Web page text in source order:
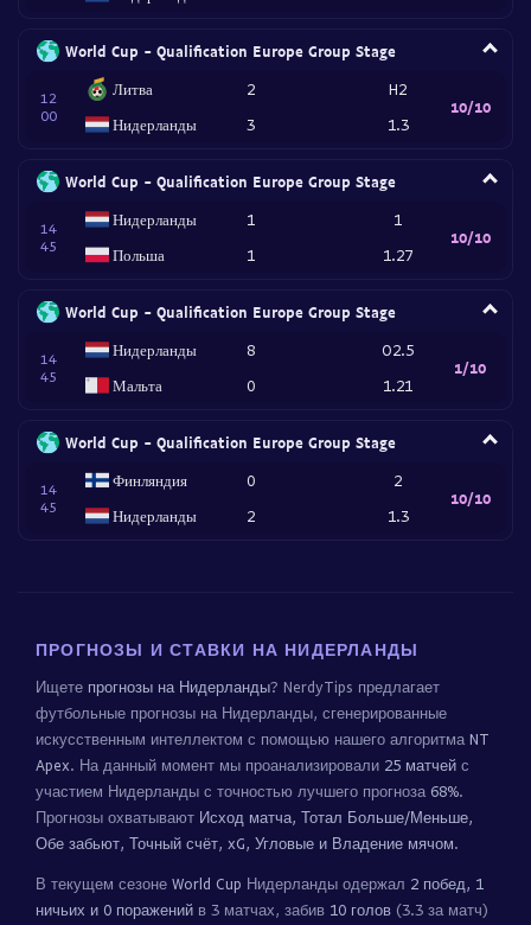
World Cup - Qualification Europe Group Stage
12
00
Литва
Нидерланды
2
3
H2
1.3
10/10
World Cup - Qualification Europe Group Stage
14
45
Нидерланды
Польша
1
1
1
1.27
10/10
World Cup - Qualification Europe Group Stage
14
45
Нидерланды
Мальта
8
0
O2.5
1.21
1/10
World Cup - Qualification Europe Group Stage
14
45
Финляндия
Нидерланды
0
2
2
1.3
10/10
ПРОГНОЗЫ И СТАВКИ НА НИДЕРЛАНДЫ
Ищете прогнозы на Нидерланды? NerdyTips предлагает
футбольные прогнозы на Нидерланды, сгенерированные
искусственным интеллектом с помощью нашего алгоритма NT
Apex. На данный момент мы проанализировали 25 матчей с
участием Нидерланды с точностью лучшего прогноза 68%.
Прогнозы охватывают Исход матча, Тотал Больше/Меньше,
Обе забьют, Точный счёт, xG, Угловые и Владение мячом.
В текущем сезоне World Cup Нидерланды одержал 2 побед, 1
ничьих и 0 поражений в 3 матчах, забив 10 голов (3.3 за матч)